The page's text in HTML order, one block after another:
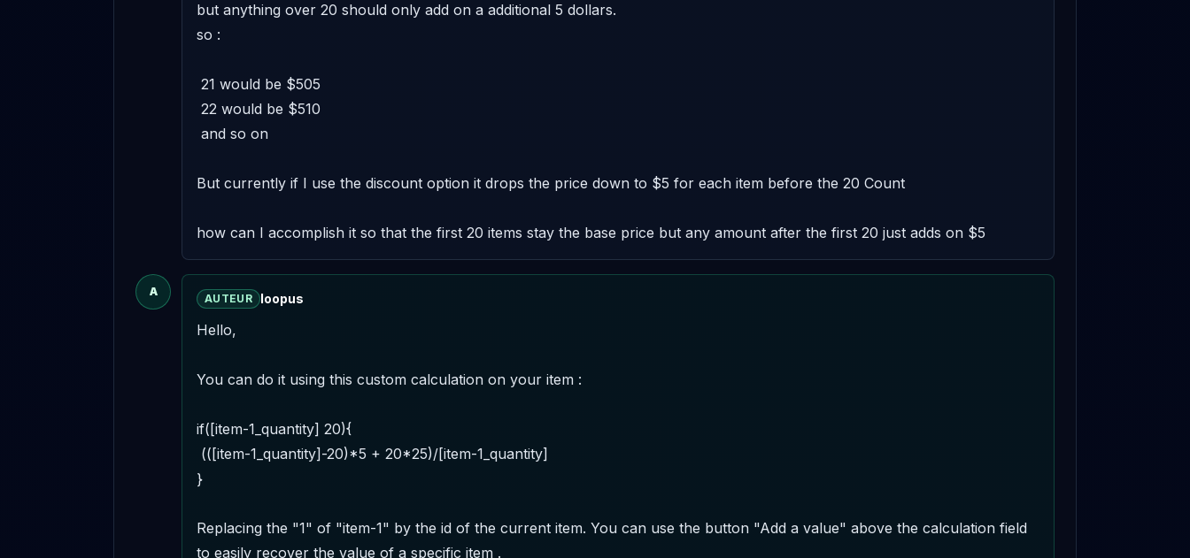
but anything over 20 should only add on a additional 5 dollars.
so :
But currently if I use the discount option it drops the price down to $5 for each item before the 20 Count
how can I accomplish it so that the first 20 items stay the base price but any amount after the first 20 just adds on $5
A
AUTEUR loopus
Hello,
You can do it using this custom calculation on your item :
if([item-1_quantity] 20){
}
Replacing the "1" of "item-1" by the id of the current item. You can use the button "Add a value" above the calculation field
to easily recover the value of a specific item .